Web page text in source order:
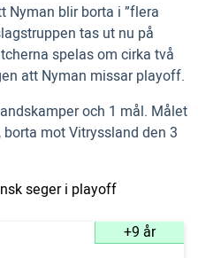
Nyman blir borta i ”flera
tas ut nu på
spelas om cirka två
att Nyman missar playoff.
och 1 mål. Målet
mot Vitryssland den 3
seger i playoff
+9 år